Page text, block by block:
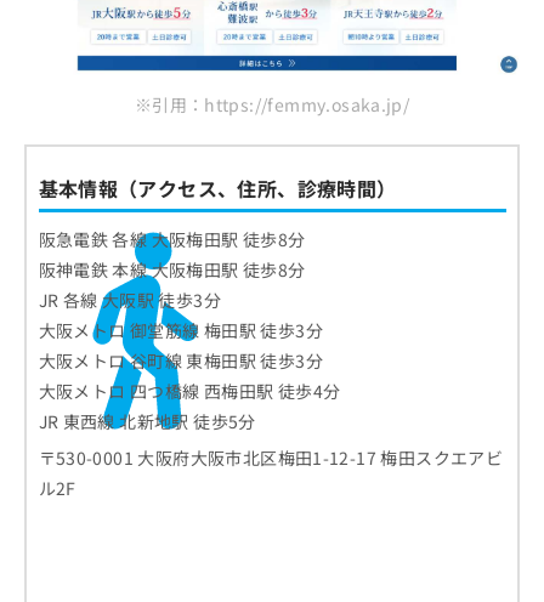
※引用：https://femmy.osaka.jp/
基本情報（アクセス、住所、診療時間）
阪急電鉄 各線 大阪梅田駅 徒歩8分
阪神電鉄 本線 大阪梅田駅 徒歩8分
JR 各線 大阪駅 徒歩3分
大阪メトロ 御堂筋線 梅田駅 徒歩3分
大阪メトロ 谷町線 東梅田駅 徒歩3分
大阪メトロ 四つ橋線 西梅田駅 徒歩4分
JR 東西線 北新地駅 徒歩5分
〒530-0001 大阪府大阪市北区梅田1-12-17 梅田スクエアビ
ル2F